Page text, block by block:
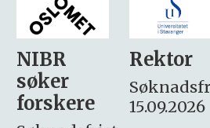
Rektor
Søknadsfrist:
15.09.2026
innen